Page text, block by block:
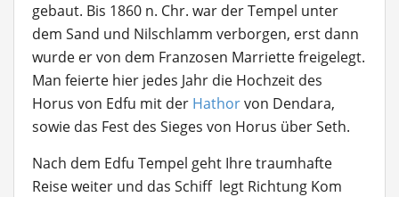
gebaut. Bis 1860 n. Chr. war der Tempel unter
dem Sand und Nilschlamm verborgen, erst dann
wurde er von dem Franzosen Marriette freigelegt.
Man feierte hier jedes Jahr die Hochzeit des
Horus von Edfu mit der Hathorvon Dendara,
sowie das Fest des Sieges von Horus über Seth.
Nach dem Edfu Tempel geht Ihre traumhafte
Reise weiter und das Schiff legt Richtung Kom